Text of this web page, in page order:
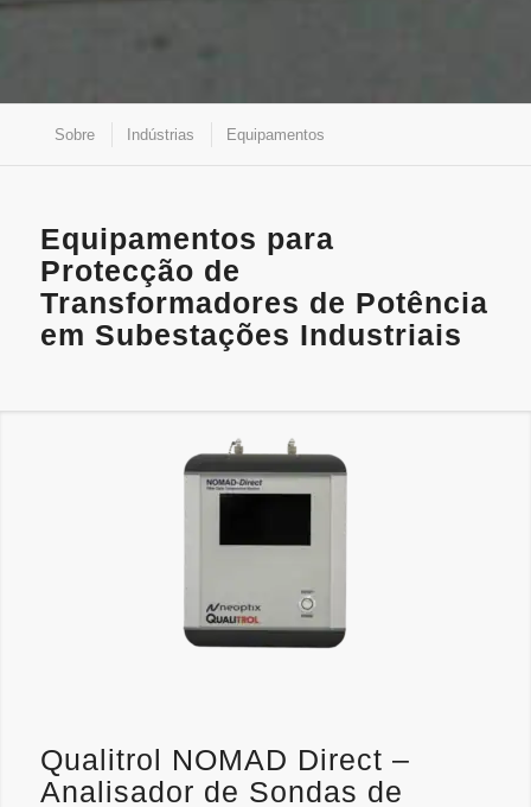
Sobre Indústrias Equipamentos
Equipamentos para
Protecção de
Transformadores de Potência
em Subestações Industriais
Qualitrol NOMAD Direct –
Analisador de Sondas de